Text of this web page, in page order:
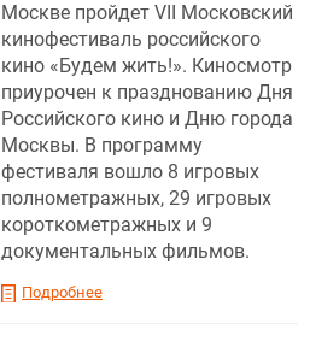
Москве пройдет VII Московский
кинофестиваль российского
кино «Будем жить!». Киносмотр
приурочен к празднованию Дня
Российского кино и Дню города
Москвы. В программу
фестиваля вошло 8 игровых
полнометражных, 29 игровых
короткометражных и 9
документальных фильмов.
Подробнее